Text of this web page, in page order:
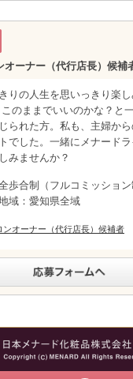
オーナー（代行店長）候補
りの人生を思いっきり楽し
のままでいいのかな？と
られた方。私も、主婦から
でした。一緒にメナードラ
みませんか？
歩合制（フルコミッション
域：愛知県全域
ンオーナー（代行店長）候補者